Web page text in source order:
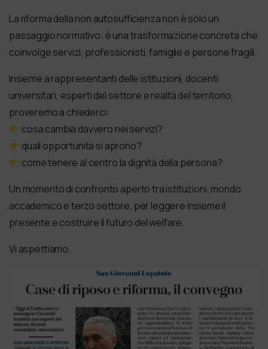
La riforma della non autosufficienza non è solo un
passaggio normativo: è una trasformazione concreta che
coinvolge servizi, professionisti, famiglie e persone fragili.
Insieme a rappresentanti delle istituzioni, docenti
universitari, esperti del settore e realtà del territorio,
proveremo a chiederci:
cosa cambia davvero nei servizi?
quali opportunità si aprono?
come tenere al centro la dignità della persona?
Un momento di confronto aperto tra istituzioni, mondo
accademico e terzo settore, per leggere insieme il
presente e costruire il futuro del welfare.
Vi aspettiamo.